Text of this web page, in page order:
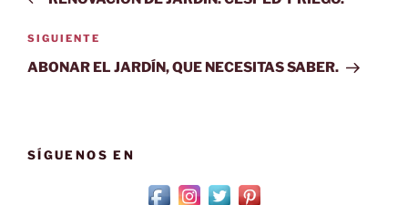
entradas
Siguiente
entrada
SIGUIENTE
ABONAR EL JARDÍN, QUE NECESITAS SABER.
SÍGUENOS EN